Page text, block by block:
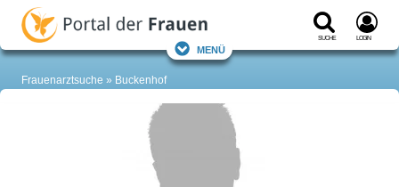
Suche Login
Menü
Frauenarztsuche Buckenhof